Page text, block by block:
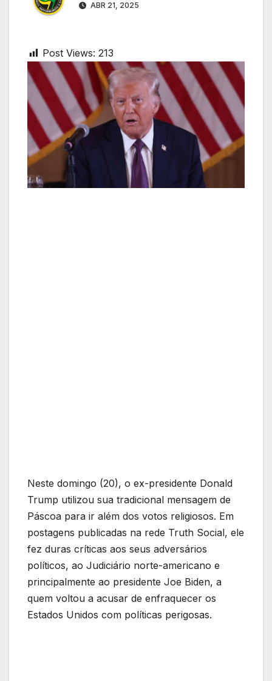
ABR 21, 2025
Post Views: 213
Neste domingo (20), o ex-presidente Donald
Trump utilizou sua tradicional mensagem de
Páscoa para ir além dos votos religiosos. Em
postagens publicadas na rede Truth Social, ele
fez duras críticas aos seus adversários
políticos, ao Judiciário norte-americano e
principalmente ao presidente Joe Biden, a
quem voltou a acusar de enfraquecer os
Estados Unidos com políticas perigosas.